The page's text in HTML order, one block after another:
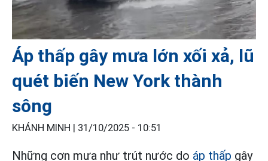
Áp thấp gây mưa lớn xối xả, lũ
quét biến New York thành
sông
KHÁNH MINH | 31/10/2025 - 10:51
Những cơn mưa như trút nước do áp thấp gây